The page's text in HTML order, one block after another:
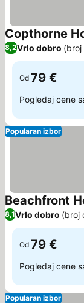
Copthorne
8,2Vrlo dobro (broj
Od 79 €
Pogledaj cene
Popularan izbor
Beachfront
8,1Vrlo dobro (broj
Od 79 €
Pogledaj cene
Popularan izbor